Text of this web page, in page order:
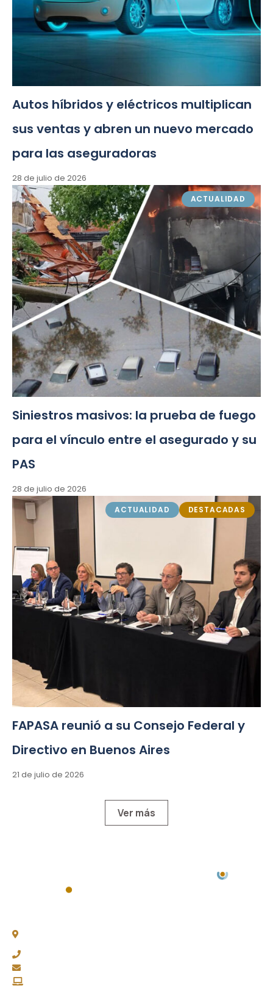
Autos híbridos y eléctricos multiplican
sus ventas y abren un nuevo mercado
para las aseguradoras
28 de julio de 2026
ACTUALIDAD
Siniestros masivos: la prueba de fuego
para el vínculo entre el asegurado y su
PAS
28 de julio de 2026
ACTUALIDAD DESTACADAS
FAPASA reunió a su Consejo Federal y
Directivo en Buenos Aires
21 de julio de 2026
Ver más